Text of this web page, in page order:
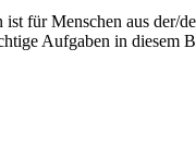
für Menschen aus der/
Aufgaben in